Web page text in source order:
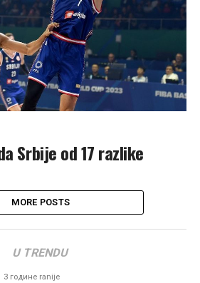
Srbije od 17 razlike
MORE POSTS
U TRENDU
3 године ranije